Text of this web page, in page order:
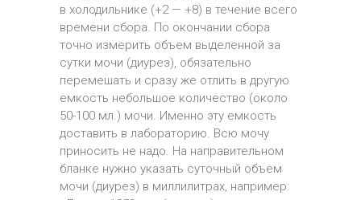
в холодильнике (+2 — +8) в течение всего
времени сбора. По окончании сбора
точно измерить объем выделенной за
сутки мочи (диурез), обязательно
перемешать и сразу же отлить в другую
емкость небольшое количество (около
50-100 мл.) мочи. Именно эту емкость
доставить в лабораторию. Всю мочу
приносить не надо. На направительном
бланке нужно указать суточный объем
мочи (диурез) в миллилитрах, например: